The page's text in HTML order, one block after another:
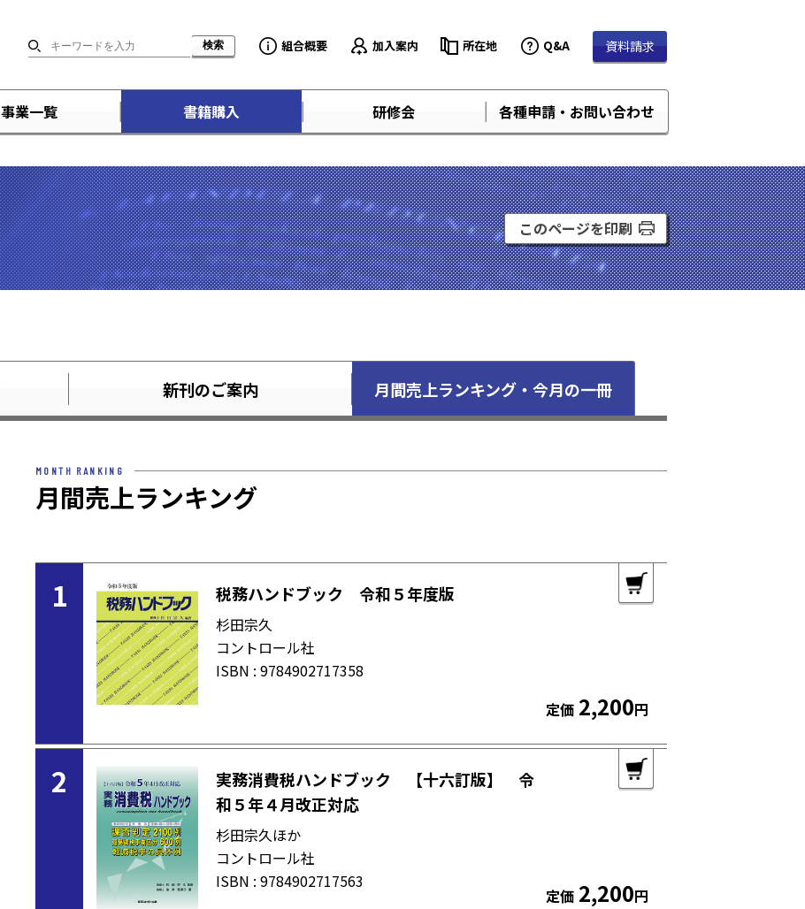
組合概要 加入案内 所在地 Q&A 資料請求
事業一覧 書籍購入 研修会 各種申請・お問い合わせ
このページを印刷
新刊のご案内 月間売上ランキング・ 今月の一冊
MONTH RANKING
月間売上ランキング
1 税務ハンドブック 令和５年度版
杉田宗久
コントロール社
ISBN : 9784902717358
定価 2,200円
2
実務消費税ハンドブック 【十六訂版】 令
和５年４月改正対応
杉田宗久ほか
コントロール社
ISBN : 9784902717563
定価 2,200円